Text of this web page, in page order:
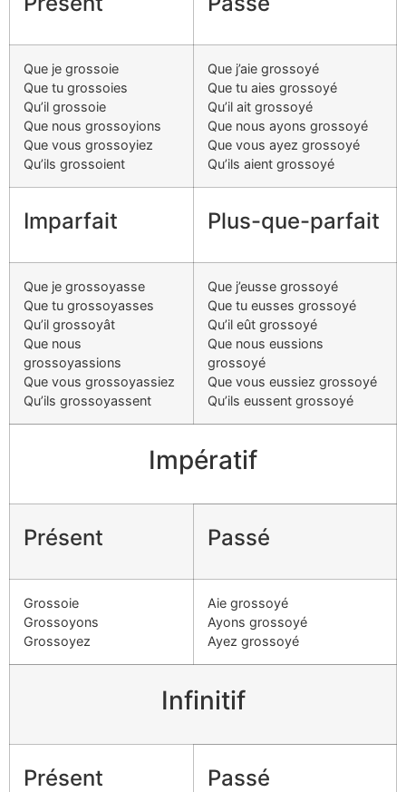
Que je grossoie
Que tu grossoies
Qu’il grossoie
Que nous grossoyions
Que vous grossoyiez
Qu’ils grossoient
Que j’aie grossoyé
Que tu aies grossoyé
Qu’il ait grossoyé
Que nous ayons grossoyé
Que vous ayez grossoyé
Qu’ils aient grossoyé
Imparfait Plus-que-parfait
Que je grossoyasse
Que tu grossoyasses
Qu’il grossoyât
Que nous
grossoyassions
Que vous grossoyassiez
Qu’ils grossoyassent
Que j’eusse grossoyé
Que tu eusses grossoyé
Qu’il eût grossoyé
Que nous eussions
grossoyé
Que vous eussiez grossoyé
Qu’ils eussent grossoyé
Impératif
Présent Passé
Grossoie
Grossoyons
Grossoyez
Aie grossoyé
Ayons grossoyé
Ayez grossoyé
Infinitif
Présent Passé